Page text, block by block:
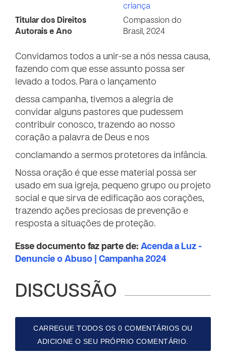
criança
Titular dos Direitos
Autorais e Ano
Compassion do
Brasil, 2024
Convidamos todos a unir-se a nós nessa causa,
fazendo com que esse assunto possa ser
levado a todos. Para o lançamento
dessa campanha, tivemos a alegria de
convidar alguns pastores que pudessem
contribuir conosco, trazendo ao nosso
coração a palavra de Deus e nos
conclamando a sermos protetores da infância.
Nossa oração é que esse material possa ser
usado em sua igreja, pequeno grupo ou projeto
social e que sirva de edificação aos corações,
trazendo ações preciosas de prevenção e
resposta a situações de proteção.
Esse documento faz parte de: Acenda a Luz -
Denuncie o Abuso | Campanha 2024
DISCUSSÃO
CARREGUE TODOS OS 0 COMENTÁRIOS OU
ADICIONE O SEU PRÓPRIO COMENTÁRIO.